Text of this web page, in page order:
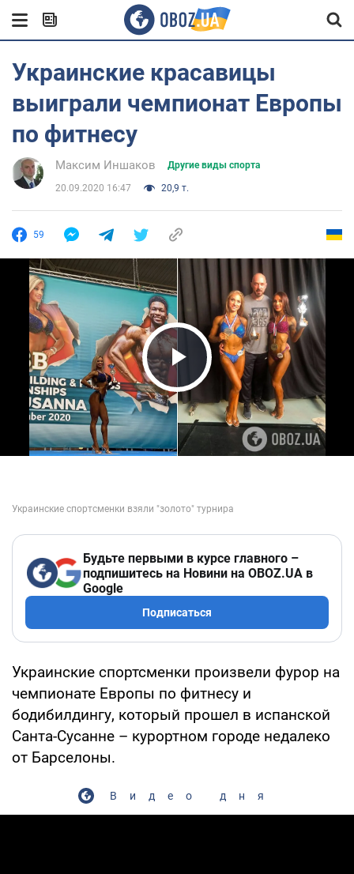
Украинские красавицы
выиграли чемпионат Европы
по фитнесу
Максим Иншаков Другие виды спорта
20.09.2020 16:47 20,9 т.
59
Play Video
Будьте первыми в курсе главного –
подпишитесь на Новини на OBOZ.UA в
Google
Подписаться
Украинские спортсменки произвели фурор на
чемпионате Европы по фитнесу и
бодибилдингу, который прошел в испанской
Санта-Сусанне – курортном городе недалеко
от Барселоны.
Видео дня